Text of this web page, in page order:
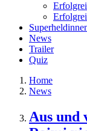
News
Trailer
Quiz
Home
News
Aus und